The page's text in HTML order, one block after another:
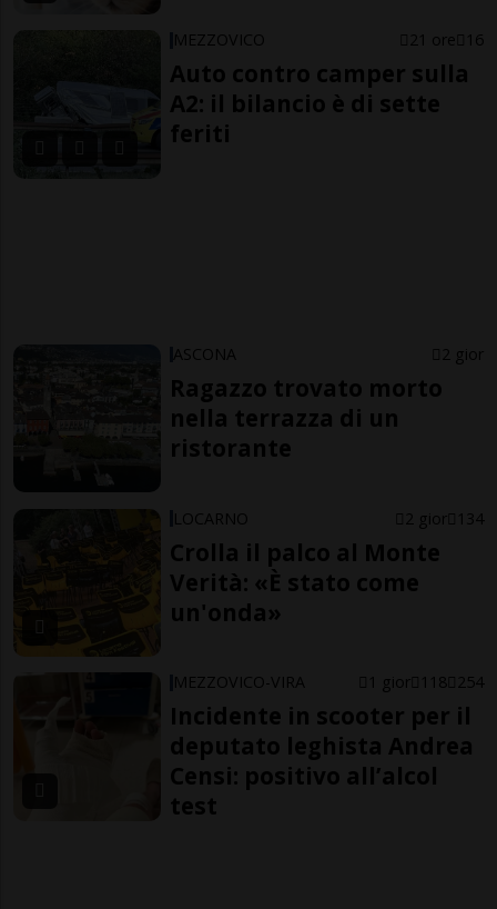
MEZZOVICO 21 ore 16
Auto contro camper sulla
A2: il bilancio è di sette
feriti
ASCONA 2 gior
Ragazzo trovato morto
nella terrazza di un
ristorante
LOCARNO 2 gior 134
Crolla il palco al Monte
Verità: «È stato come
un'onda»
MEZZOVICO-VIRA 1 gior 118 254
Incidente in scooter per il
deputato leghista Andrea
Censi: positivo all’alcol
test